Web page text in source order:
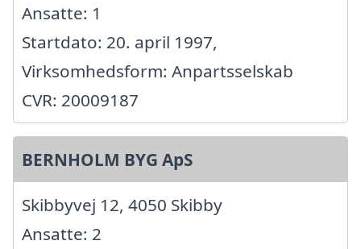
Ansatte: 1
Startdato: 20. april 1997,
Virksomhedsform: Anpartsselskab
CVR: 20009187
BERNHOLM BYG ApS
Skibbyvej 12, 4050 Skibby
Ansatte: 2